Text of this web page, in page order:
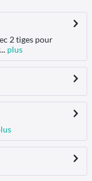
2 tiges pour
plus